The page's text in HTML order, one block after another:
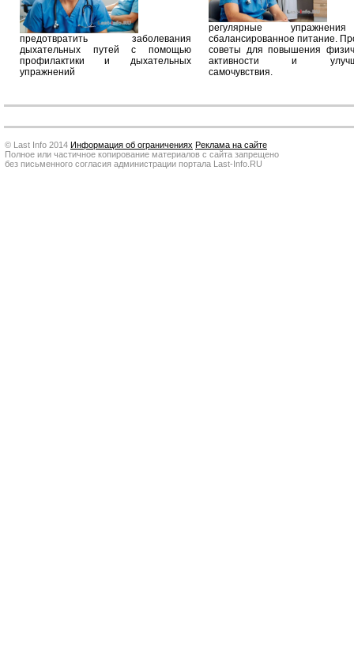
предотвратить заболевания
дыхательных путей с помощью
профилактики и дыхательных
упражнений
регулярные
сбалансированное питание.
советы для повышения
активности и
самочувствия.
© Last Info 2014 Информация об ограничениях Реклама на сайте
Полное или частичное копирование материалов с сайта запрещено
без письменного согласия администрации портала Last-Info.RU